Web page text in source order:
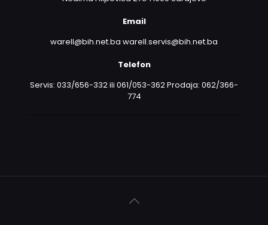
Email
warell@bih.net.ba warell.servis@bih.net.ba
Telefon
Servis: 033/656-332 ili 061/053-362 Prodaja: 062/366-
774